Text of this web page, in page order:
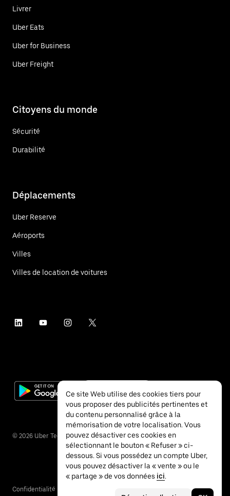
Livrer
Uber Eats
Uber for Business
Uber Freight
Citoyens du monde
Sécurité
Durabilité
Déplacements
Uber Reserve
Aéroports
Villes
Villes de location de voitures
© 2026 Uber Technologies Inc.
Confidentialité
Ce site Web utilise des cookies tiers pour
vous proposer des publicités pertinentes et
du contenu personnalisé grâce à la
mémorisation de votre localisation. Vous
pouvez désactiver ces cookies en
sélectionnant le bouton « Refuser » ci-
dessous. Si vous possédez un compte Uber,
vous pouvez désactiver la « vente » ou le
« partage » de vos données ici.